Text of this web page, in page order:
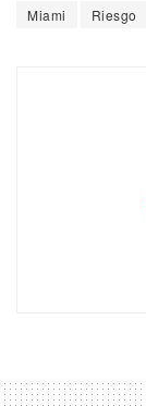
Miami
Riesgo